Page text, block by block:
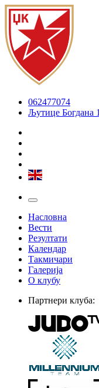
062477074
Љутице Богдана
Насловна
Вести
Резултати
Календар
Такмичари
Галерија
О клубу
Партнери клуба: